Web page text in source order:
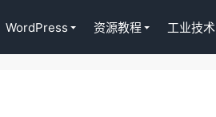
WordPress 资源教程 工业技术